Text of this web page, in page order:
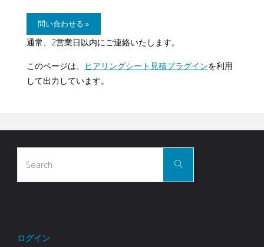
通常、2営業日以内にご連絡いたします。
このページは、 ヒアリングシート見積プラグインを利用
して出力しています。
Search
ログイン